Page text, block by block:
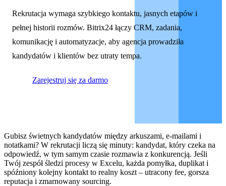
Rekrutacja wymaga szybkiego kontaktu, jasnych etapów i
pełnej historii rozmów. Bitrix24 łączy CRM, zadania,
komunikację i automatyzacje, aby agencja prowadziła
kandydatów i klientów bez utraty tempa.
Zarejestruj się za darmo
Gubisz świetnych kandydatów między arkuszami, e‑mailami i
notatkami? W rekrutacji liczą się minuty: kandydat, który czeka na
odpowiedź, w tym samym czasie rozmawia z konkurencją. Jeśli
Twój zespół śledzi procesy w Excelu, każda pomyłka, duplikat i
spóźniony kolejny kontakt to realny koszt – utracony fee, gorsza
reputacja i zmarnowany sourcing.